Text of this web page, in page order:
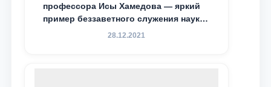
профессора Исы Хамедова — яркий
пример беззаветного служения науке,
Родине и воспитанию молодого
28.12.2021